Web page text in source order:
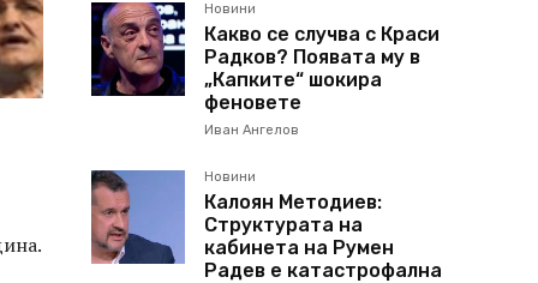
Новини
Какво се случва с Краси
Радков? Появата му в
„Капките“ шокира
феновете
Иван Ангелов
Новини
Калоян Методиев:
Структурата на
кабинета на Румен
Радев е катастрофална